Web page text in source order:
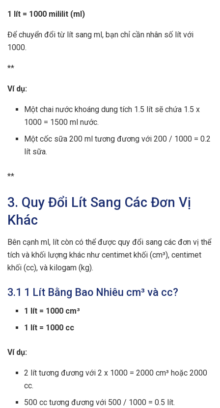
1 lít = 1000 mililit (ml)
Để chuyển đổi từ lít sang ml, bạn chỉ cần nhân số lít với
1000.
**
Ví dụ:
Một chai nước khoáng dung tích 1.5 lít sẽ chứa 1.5 x
1000 = 1500 ml nước.
Một cốc sữa 200 ml tương đương với 200 / 1000 = 0.2
lít sữa.
**
3. Quy Đổi Lít Sang Các Đơn Vị
Khác
Bên cạnh ml, lít còn có thể được quy đổi sang các đơn vị thể
tích và khối lượng khác như centimet khối (cm³), centimet
khối (cc), và kilogam (kg).
3.1 1 Lít Bằng Bao Nhiêu cm³ và cc?
1 lít = 1000 cm³
1 lít = 1000 cc
Ví dụ:
2 lít tương đương với 2 x 1000 = 2000 cm³ hoặc 2000
cc.
500 cc tương đương với 500 / 1000 = 0.5 lít.